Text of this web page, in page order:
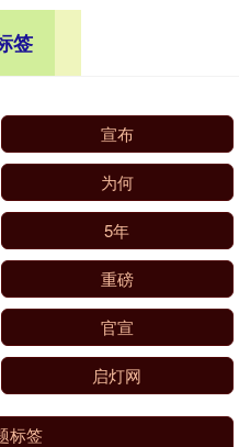
签
宣布
为何
5年
重磅
官宣
启灯网
标签